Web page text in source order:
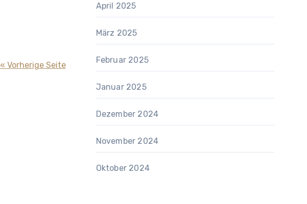
« Vorherige Seite
April 2025
März 2025
Februar 2025
Januar 2025
Dezember 2024
November 2024
Oktober 2024